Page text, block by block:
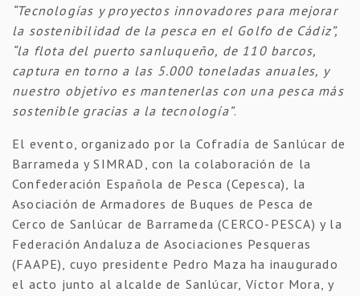
“Tecnologías y proyectos innovadores para mejorar
la sostenibilidad de la pesca en el Golfo de Cádiz”,
“la flota del puerto sanluqueño, de 110 barcos,
captura en torno a las 5.000 toneladas anuales, y
nuestro objetivo es mantenerlas con una pesca más
sostenible gracias a la tecnología”.
El evento, organizado por la Cofradía de Sanlúcar de
Barrameda y SIMRAD, con la colaboración de la
Confederación Española de Pesca (Cepesca), la
Asociación de Armadores de Buques de Pesca de
Cerco de Sanlúcar de Barrameda (CERCO-PESCA) y la
Federación Andaluza de Asociaciones Pesqueras
(FAAPE), cuyo presidente Pedro Maza ha inaugurado
el acto junto al alcalde de Sanlúcar, Víctor Mora, y